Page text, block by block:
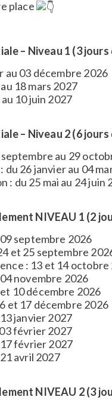
place
– Niveau 1 (3
au 03 décembre 2026
18 mars 2027
10 juin 2027
– Niveau 2 (6
au 29
du 26 janvier au 04
: du 25 mai au 24 juin
NIVEAU 1 (2
septembre 2026
et 25 septembre
: 13 et 14 octobre
novembre 2026
10 décembre 2026
et 17 décembre 2026
janvier 2027
février 2027
février 2027
avril 2027
NIVEAU 2 (3